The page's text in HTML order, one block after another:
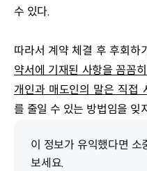
수 있다.
따라서 계약 체결 후 후회하
약서에 기재된 사항을 꼼꼼
개인과 매도인의 말은 직접
를 줄일 수 있는 방법임을 잊
이 정보가 유익했다면 소
보세요.